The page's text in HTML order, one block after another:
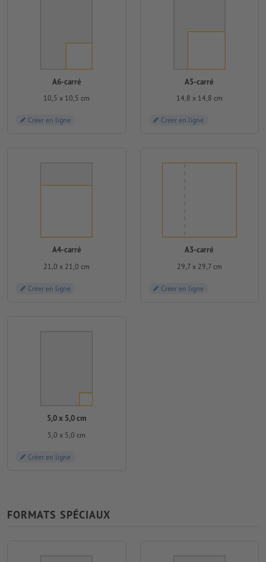
A6-carré
10,5 x 10,5 cm
Créer en ligne
A5-carré
14,8 x 14,8 cm
Créer en ligne
A4-carré
21,0 x 21,0 cm
Créer en ligne
A3-carré
29,7 x 29,7 cm
Créer en ligne
5,0 x 5,0 cm
5,0 x 5,0 cm
Créer en ligne
FORMATS SPÉCIAUX